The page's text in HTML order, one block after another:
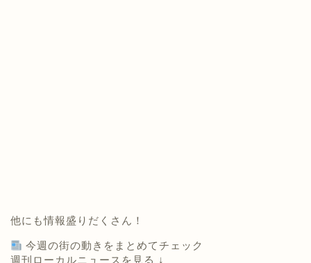
他にも情報盛りだくさん！
今週の街の動きをまとめてチェック
週刊ローカルニュースを見る ↓